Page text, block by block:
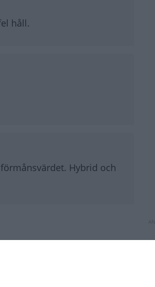
håll.
Hybrid och